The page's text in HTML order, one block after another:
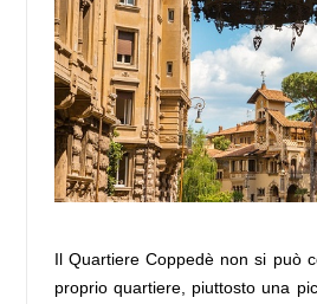
Il Quartiere Coppedè non si può
proprio quartiere, piuttosto una